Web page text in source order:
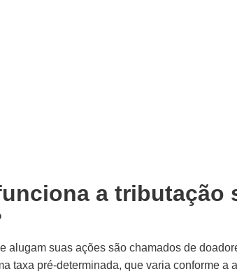
a tributação
alugam suas ações são chamados de
taxa pré-determinada, que varia conforme a